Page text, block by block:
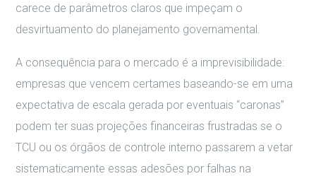
carece de parâmetros claros que impeçam o
desvirtuamento do planejamento governamental.
A consequência para o mercado é a imprevisibilidade:
empresas que vencem certames baseando-se em uma
expectativa de escala gerada por eventuais “caronas”
podem ter suas projeções financeiras frustradas se o
TCU ou os órgãos de controle interno passarem a vetar
sistematicamente essas adesões por falhas na